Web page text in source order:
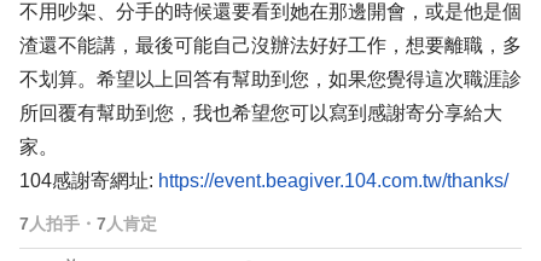
不用吵架、分手的時候還要看到她在那邊開會，或是他是個
渣還不能講，最後可能自己沒辦法好好工作，想要離職，多
不划算。希望以上回答有幫助到您，如果您覺得這次職涯診
所回覆有幫助到您，我也希望您可以寫到感謝寄分享給大
家。
104感謝寄網址: https://event.beagiver.104.com.tw/thanks/
7 人拍手 ・ 7 人肯定